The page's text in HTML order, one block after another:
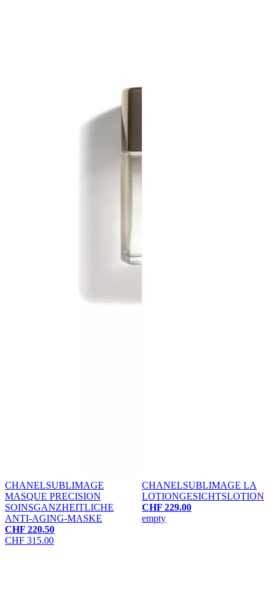
CHANELSUBLIMAGE
MASQUE PRECISION
SOINSGANZHEITLICHE
ANTI-AGING-MASKE
CHF 220.50
CHF 315.00
CHANELSUBLIMAGE LA
LOTIONGESICHTSLOTION
CHF 229.00
empty